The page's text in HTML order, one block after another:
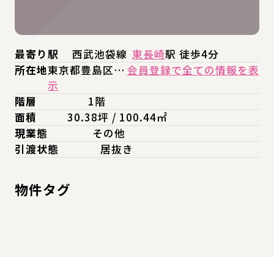
最寄り駅 西武池袋線 東長崎駅 徒歩4分
所在地東京都豊島区… 会員登録で全ての情報を表
示
階層
1階
面積
30.38坪 / 100.44㎡
現業態
その他
引渡状態
居抜き
物件タグ